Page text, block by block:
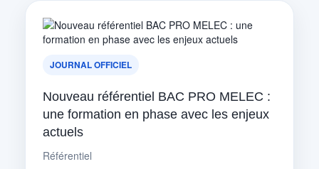
JOURNAL OFFICIEL
Nouveau référentiel BAC PRO MELEC :
une formation en phase avec les enjeux
actuels
Référentiel